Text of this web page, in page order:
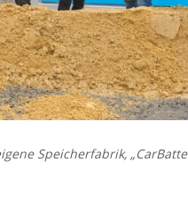
Speicherfabrik,